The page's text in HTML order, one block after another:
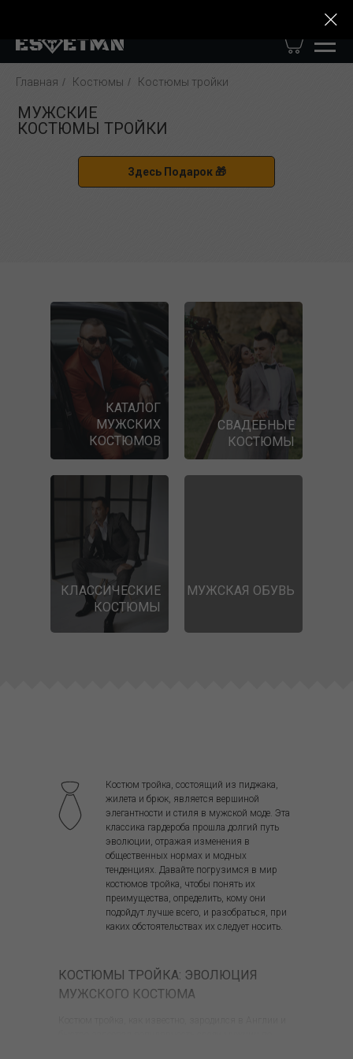
Казань, ул. Татарстан, 20
Главная / Костюмы / Костюмы тройки
МУЖСКИЕ
КОСТЮМЫ ТРОЙКИ
Здесь Подарок 🎁
КАТАЛОГ
МУЖСКИХ
КОСТЮМОВ
СВАДЕБНЫЕ
КОСТЮМЫ
КЛАССИЧЕСКИЕ
КОСТЮМЫ
МУЖСКАЯ ОБУВЬ
Костюм тройка, состоящий из пиджака,
жилета и брюк, является вершиной
элегантности и стиля в мужской моде. Эта
классика гардероба прошла долгий путь
эволюции, отражая изменения в
общественных нормах и модных
тенденциях. Давайте погрузимся в мир
костюмов тройка, чтобы понять их
преимущества, определить, кому они
подойдут лучше всего, и разобраться, при
каких обстоятельствах их следует носить.
КОСТЮМЫ ТРОЙКА: ЭВОЛЮЦИЯ
МУЖСКОГО КОСТЮМА